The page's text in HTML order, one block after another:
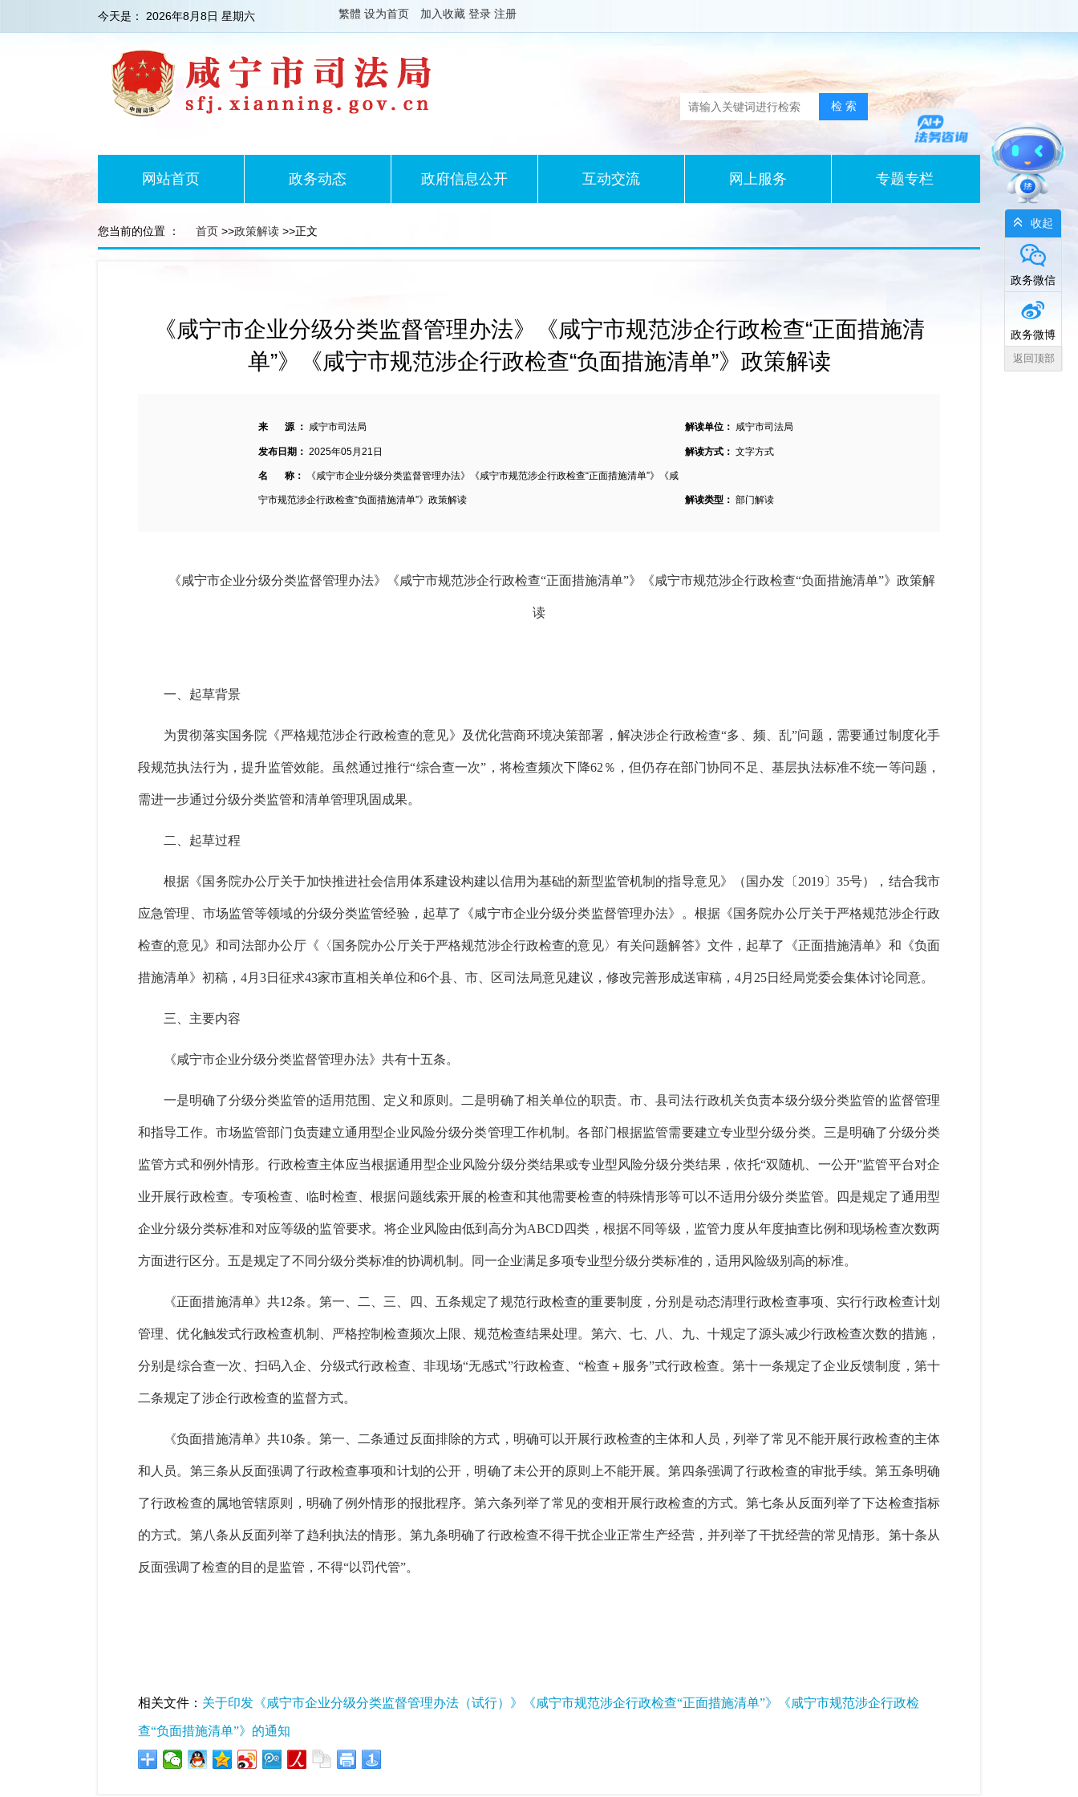
今天是： 2026年8月8日 星期六 繁體 设为首页 加入收藏 登录 注册
网站首页 政务动态 政府信息公开 互动交流 网上服务 专题专栏
您当前的位置 ： 首页 >>政策解读 >>正文
《咸宁市企业分级分类监督管理办法》《咸宁市规范涉企行政检查“正面措施清
单”》《咸宁市规范涉企行政检查“负面措施清单”》政策解读
来 源 ： 咸宁市司法局 解读单位： 咸宁市司法局
发布日期： 2025年05月21日 解读方式： 文字方式
名 称： 《咸宁市企业分级分类监督管理办法》《咸宁市规范涉企行政检查“正面措施清单”》《咸
宁市规范涉企行政检查“负面措施清单”》政策解读 解读类型： 部门解读
《咸宁市企业分级分类监督管理办法》 《咸宁市规范涉企行政检查“正面措施清单”》《咸宁市规范涉企行政检查“负面措施清单”》政策解
读
一、起草背景
为贯彻落实国务院《严格规范涉企行政检查的意见》及优化营商环境决策部署，解决涉企行政检查“多、频、乱”问题，需要通过制度化手
段规范执法行为，提升监管效能。虽然通过推行“综合查一次”，将检查频次下降62％，但仍存在部门协同不足、基层执法标准不统一等问题，
需进一步通过分级分类监管和清单管理巩固成果。
二、起草过程
根据《国务院办公厅关于加快推进社会信用体系建设构建以信用为基础的新型监管机制的指导意见》 （国办发〔2019〕35号），结合我市
应急管理、市场监管等领域的分级分类监管经验，起草了《咸宁市企业分级分类监督管理办法》。根据《国务院办公厅关于严格规范涉企行政
检查的意见》和司法部办公厅《〈国务院办公厅关于严格规范涉企行政检查的意见〉有关问题解答》文件，起草了《正面措施清单》和《负面
措施清单》初稿，4月3日征求43家市直相关单位和6个县、市、区司法局意见建议，修改完善形成送审稿，4月25日经局党委会集体讨论同意。
三、主要内容
《咸宁市企业分级分类监督管理办法》共有十五条。
一是明确了分级分类监管的适用范围、定义和原则。 二是明确了相关单位的职责。市、县司法行政机关负责本级分级分类监管的监督管理
和指导工作。市场监管部门负责建立通用型企业风险分级分类管理工作机制。各部门根据监管需要建立专业型分级分类。 三是明确了分级分类
监管方式和例外情形。行政检查主体应当根据通用型企业风险分级分类结果或专业型风险分级分类结果，依托“双随机、一公开”监管平台对企
业开展行政检查。专项检查、临时检查、根据问题线索开展的检查和其他需要检查的特殊情形等可以不适用分级分类监管。 四是规定了通用型
企业分级分类标准和对应等级的监管要求。将企业风险由低到高分为ABCD四类，根据不同等级，监管力度从年度抽查比例和现场检查次数两
方面进行区分。 五是规定了不同分级分类标准的协调机制。 同一企业满足多项专业型分级分类标准的，适用风险级别高的标准。
《正面措施清单》共12条。第一、二、三、四、五条规定了规范行政检查的重要制度，分别是动态清理行政检查事项、实行行政检查计划
管理、优化触发式行政检查机制、严格控制检查频次上限、规范检查结果处理。第六、七、八、九、十规定了源头减少行政检查次数的措施，
分别是综合查一次、扫码入企、分级式行政检查、非现场“无感式”行政检查、“检查＋服务”式行政检查。第十一条规定了企业反馈制度，第十
二条规定了涉企行政检查的监督方式。
《负面措施清单》共10条。第一、二条通过反面排除的方式，明确可以开展行政检查的主体和人员，列举了常见不能开展行政检查的主体
和人员。第三条从反面强调了行政检查事项和计划的公开，明确了未公开的原则上不能开展。第四条强调了行政检查的审批手续。第五条明确
了行政检查的属地管辖原则，明确了例外情形的报批程序。第六条列举了常见的变相开展行政检查的方式。第七条从反面列举了下达检查指标
的方式。第八条从反面列举了趋利执法的情形。第九条明确了行政检查不得干扰企业正常生产经营，并列举了干扰经营的常见情形。第十条从
反面强调了检查的目的是监管，不得“以罚代管”。
相关文件： 关于印发《咸宁市企业分级分类监督管理办法（试行）》《咸宁市规范涉企行政检查“正面措施清单”》《咸宁市规范涉企行政检
查“负面措施清单”》的通知
收起
政务微信
政务微博
返回顶部